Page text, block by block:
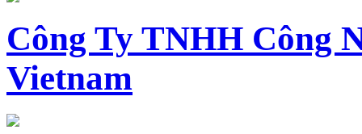
Công Ty TNHH Công
Vietnam